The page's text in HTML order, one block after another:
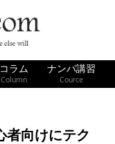
コラム
Column
ナンパ講習
Cource
者向けにテク